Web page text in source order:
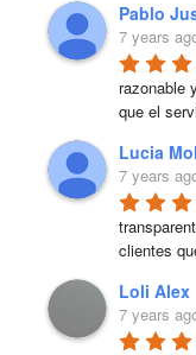
Pablo
7 years
razonable
que el
Lucia
7 years
clientes
Loli Alex
7 years